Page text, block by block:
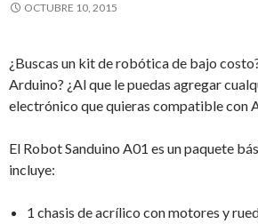
OCTUBRE 10, 2015
¿Buscas un kit de robótica de bajo
Arduino? ¿Al que le puedas agregar
electrónico que quieras compatible con
El Robot Sanduino A01 es un paquete
incluye:
1 chasis de acrílico con motores y